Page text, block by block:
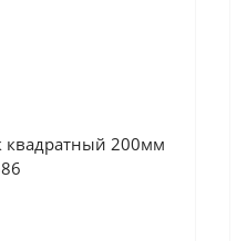
квадратный 200мм